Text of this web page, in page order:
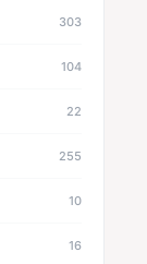
303
104
22
255
10
16